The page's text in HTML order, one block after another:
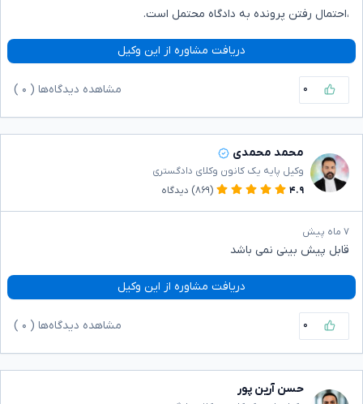
،احتمال رفتن پرونده به دادگاه محتمل است.
دریافت مشاوره از این وکیل
۰ مشاهده دیدگاه‌ها ( ۰
محمد محمدی
وکیل پایه یک کانون وکلای دادگستری
۴.۹
(۸۶۹) دیدگاه
۷ ماه پیش
قابل پیش بینی نمی باشد
دریافت مشاوره از این وکیل
۰ مشاهده دیدگاه‌ها ( ۰
حسن آرین پور